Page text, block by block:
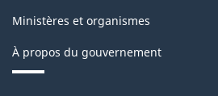
Ministères et organismes
À propos du gouvernement